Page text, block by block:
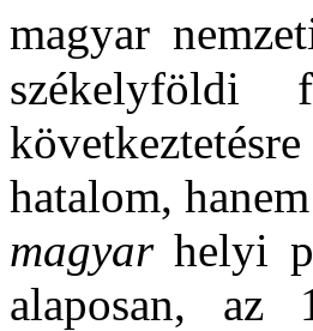
magyar
székelyföldi
hatalom,
magyarhelyi
alaposan, az